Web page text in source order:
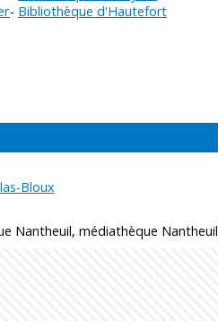
Bibliothèque d'Hautefort
Bloux
Nantheuil, médiathèque Nantheuil